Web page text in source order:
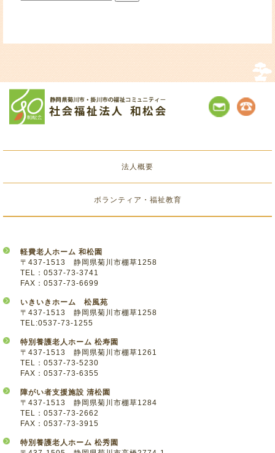
法人概要
ボランティア・福祉教育
軽費老人ホーム 和松園
〒437-1513 静岡県菊川市棚草1258
TEL：0537-73-3741
FAX：0537-73-6699
いきいきホーム 松風苑
〒437-1513 静岡県菊川市棚草1258
TEL:0537-73-1255
特別養護老人ホーム 松寿園
〒437-1513 静岡県菊川市棚草1261
TEL：0537-73-5230
FAX：0537-73-6355
障がい者支援施設 清松園
〒437-1513 静岡県菊川市棚草1284
TEL：0537-73-2662
FAX：0537-73-3915
特別養護老人ホーム 松秀園